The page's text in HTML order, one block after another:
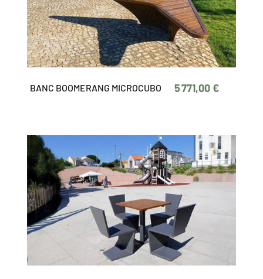
BANC BOOMERANG MICROCUBO 5 771,00 €